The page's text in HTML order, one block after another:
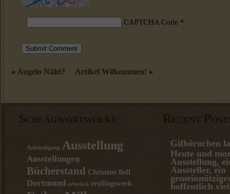
CAPTCHA Code *
« Angelo Näht? Artikel Wilkommen! »
Ankündigung Ausstellung
Ausstellungen
Bücherstand Christine Bell
Dortmund erbstück erstlingswerk
Gifhörnchen
Heute und
Ausstellung,
Aussteller, ein
hoffentlich